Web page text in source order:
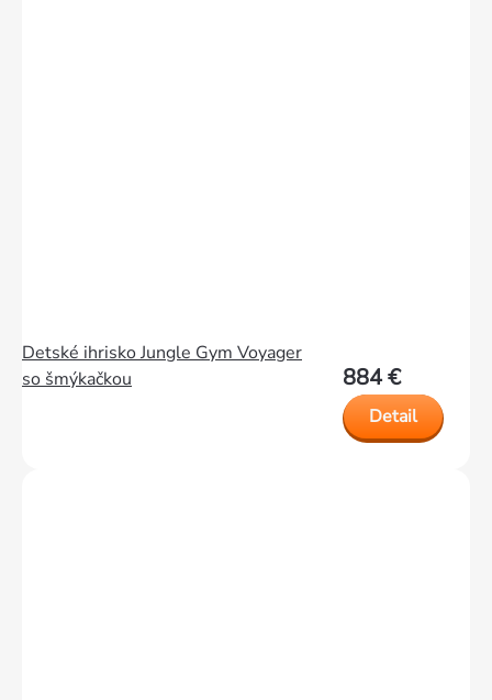
Detské ihrisko Jungle Gym Voyager
so šmýkačkou
884 €
Detail